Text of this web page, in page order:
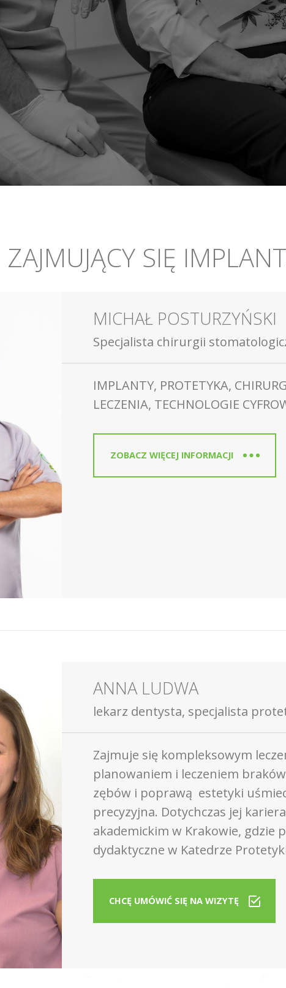
ZAJMUJĄCY SIĘ
MICHAŁ POSTURZYŃSKI
Specjalista chirurgii
IMPLANTY, PROTETYKA,
LECZENIA, TECHNOLOGIE
ZOBACZ WIĘCEJ INFORMACJI
ANNA LUDWA
lekarz dentysta, specjalista
Zajmuje się kompleksowym
planowaniem i leczeniem
zębów i poprawą estetyki
precyzyjna. Dotychczas jej
akademickim w Krakowie, gdzie
dydaktyczne w Katedrze
CHCĘ UMÓWIĆ SIĘ NA WIZYTĘ